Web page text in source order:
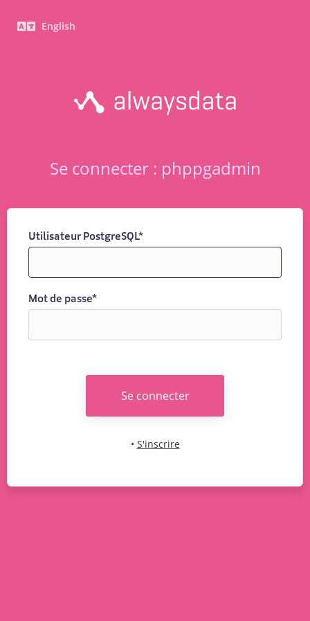
English
Se connecter : phppgadmin
Utilisateur PostgreSQL*
Mot de passe*
Se connecter
• S'inscrire